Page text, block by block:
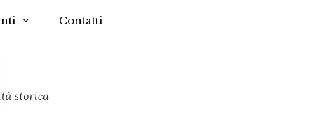
Contatti